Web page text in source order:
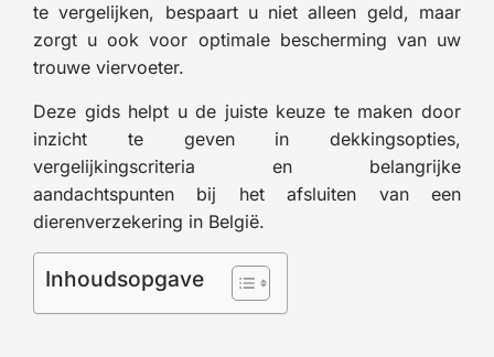
te vergelijken, bespaart u niet alleen geld, maar
zorgt u ook voor optimale bescherming van uw
trouwe viervoeter.
Deze gids helpt u de juiste keuze te maken door
inzicht te geven in dekkingsopties,
vergelijkingscriteria en belangrijke
aandachtspunten bij het afsluiten van een
dierenverzekering in België.
Inhoudsopgave